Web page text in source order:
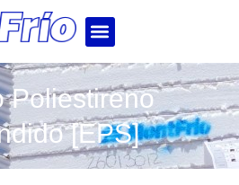
Poliestireno
[EPS]